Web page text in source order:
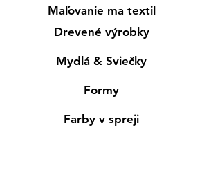
Maľovanie ma textil
Drevené výrobky
Mydlá & Sviečky
Formy
Farby v spreji